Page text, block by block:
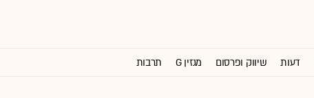
דעות שיווק ופרסום מגזין G תרבות